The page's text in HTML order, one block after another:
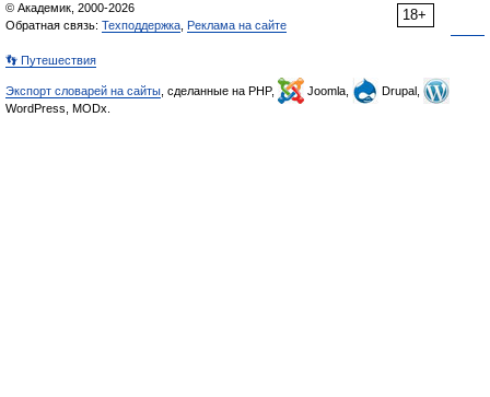
18+
© Академик, 2000-2026
Обратная связь: Техподдержка Реклама на сайте
👣 Путешествия
Экспорт словарей на сайты , сделанные на PHP, Joomla,
Drupal,
WordPress, MODx.